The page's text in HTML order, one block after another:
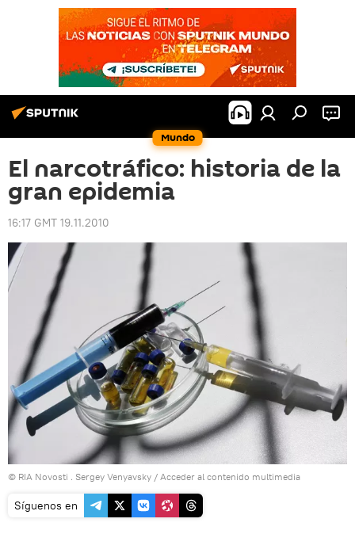
Mundo
El narcotráfico: historia de la
gran epidemia
16:17 GMT 19.11.2010
© RIA Novosti . Sergey Venyavsky / Acceder al contenido multimedia
Síguenos en